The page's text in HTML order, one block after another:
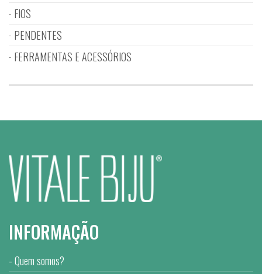
FIOS
PENDENTES
FERRAMENTAS E ACESSÓRIOS
INFORMAÇÃO
Quem somos?